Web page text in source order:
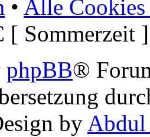
• Alle Cookies
[ Sommerzeit ]
phpBB®
by Abdul